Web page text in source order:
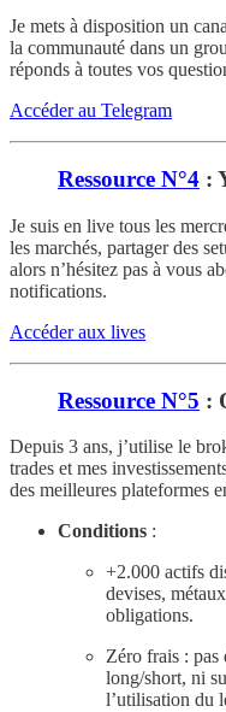
Je mets à disposition un
la communauté dans un
réponds à toutes vos
Accéder au Telegram
Ressource N°4 :
Je suis en live tous les
les marchés, partager des
alors n’hésitez pas à vous
notifications.
Accéder aux lives
Ressource N°5 :
Depuis 3 ans, j’utilise le
trades et mes
des meilleures plateformes
Conditions :
+2.000 actifs
devises,
obligations.
Zéro frais : pas
long/short, ni
l’utilisation du